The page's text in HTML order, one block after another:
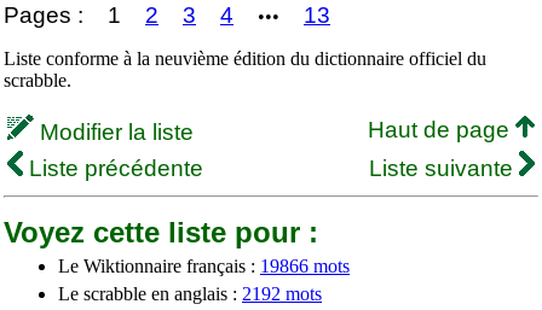
Pages : 1 2 3 4 ••• 13
Liste conforme à la neuvième édition du dictionnaire officiel du
scrabble.
Modifier la liste
Haut de page
Liste précédente
Liste suivante
Voyez cette liste pour :
Le Wiktionnaire français : 19866 mots
Le scrabble en anglais : 2192 mots